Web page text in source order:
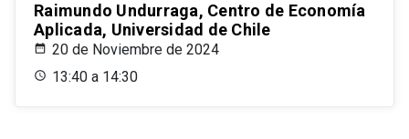
Raimundo Undurraga, Centro de Economía
Aplicada, Universidad de Chile
20 de Noviembre de 2024
13:40 a 14:30